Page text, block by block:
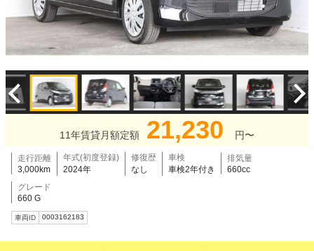
11年賃貸月額定額 21,230 円〜
走行距離
3,000km
年式(初度登録)
2024年
修復歴
なし
車検
車検2年付き
排気量
660cc
グレード
660 G
車両ID 0003162183